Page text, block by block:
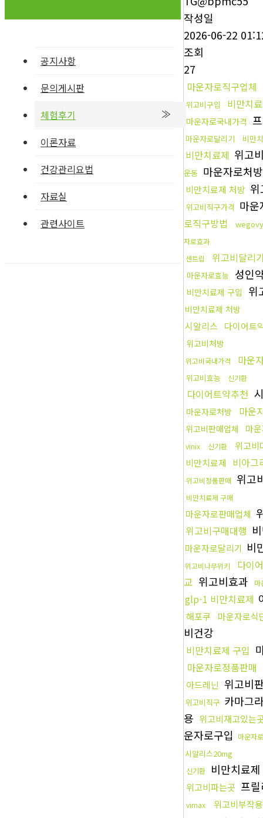
공지사항
문의게시판
체험후기
이론자료
건강관리요법
자료실
관련사이트
작성일
2026-06-22
조회
27
마운자로직구업체
위고비구입 비만치
마운자로국내가격
마운자로달리기 비만
비만치료제 위고
운동 마운자로처방
비만치료제 처방
위고비직구가격 마
로직구방법 wegovy
자로효과
센트립
위고비달리
마운자로효능 성인
비만치료제 구입 위
비만치료제 처방
시알리스 다이어트
위고비처방
위고비국내가격 마운
위고비효능 신기환
다이어트약추천
마운자로처방 마운
위고비판매업체 마
vinix 신기환
위고비
비만치료제 비아그
위고비정품판매 위고
비만치료제 구매
마운자로판매업체
위고비구매대행
마운자로달리기 비
위고비나무위키
다이
교 위고비효과 마
glp-1 비만치료제
해포쿠 마운자로식
비건강
비만치료제 구입
마운자로정품판매
아드레닌 위고비
위고비직구 카마그
용 위고비재고있는
운자로구입 마운자
시알리스20mg
신기환 비만치료
위고비파는곳 프
vimax 위고비부작용